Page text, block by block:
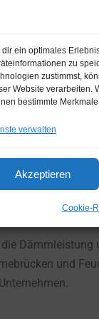
dir ein optimales
zu
zustimmst,
Website verarbeiten.
bestimmte
verwalten
Akzeptieren
Cookie-
das exakte
liefern
nur Höhe und
und